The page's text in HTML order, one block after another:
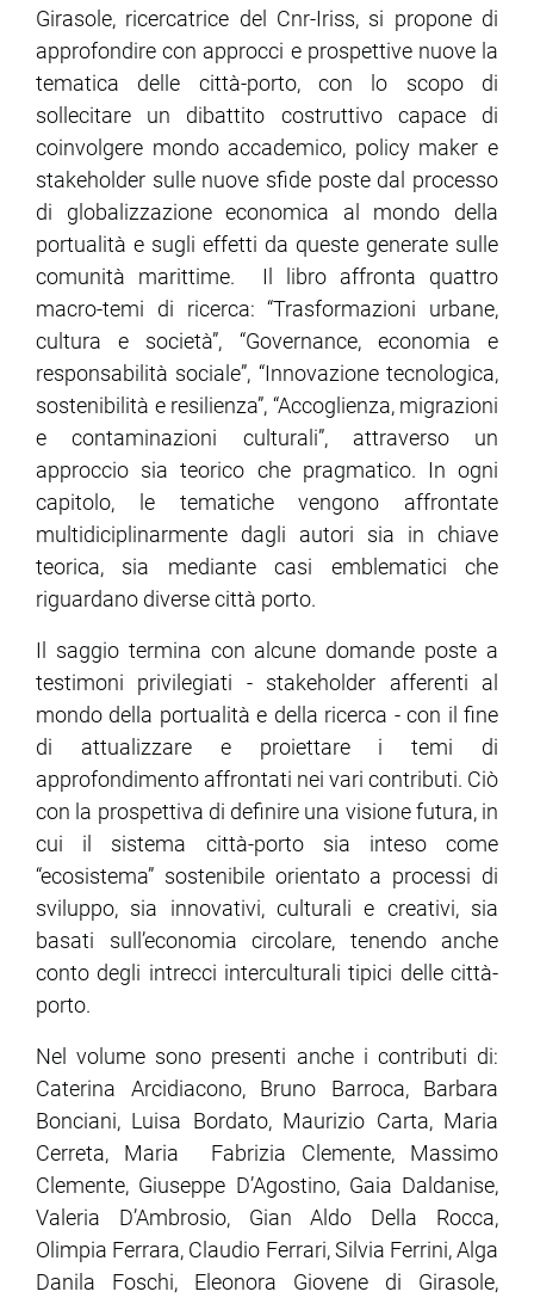
Girasole, ricercatrice del Cnr-Iriss, si propone di
approfondire con approcci e prospettive nuove la
tematica delle città-porto, con lo scopo di
sollecitare un dibattito costruttivo capace di
coinvolgere mondo accademico, policy maker e
stakeholder sulle nuove sfide poste dal processo
di globalizzazione economica al mondo della
portualità e sugli effetti da queste generate sulle
comunità marittime. Il libro affronta quattro
macro-temi di ricerca: “Trasformazioni urbane,
cultura e società”, “Governance, economia e
responsabilità sociale”, “Innovazione tecnologica,
sostenibilità e resilienza”, “Accoglienza, migrazioni
e contaminazioni culturali”, attraverso un
approccio sia teorico che pragmatico. In ogni
capitolo, le tematiche vengono affrontate
multidiciplinarmente dagli autori sia in chiave
teorica, sia mediante casi emblematici che
riguardano diverse città porto.
Il saggio termina con alcune domande poste a
testimoni privilegiati - stakeholder afferenti al
mondo della portualità e della ricerca - con il fine
di attualizzare e proiettare i temi di
approfondimento affrontati nei vari contributi. Ciò
con la prospettiva di definire una visione futura, in
cui il sistema città-porto sia inteso come
“ecosistema” sostenibile orientato a processi di
sviluppo, sia innovativi, culturali e creativi, sia
basati sull’economia circolare, tenendo anche
conto degli intrecci interculturali tipici delle città-
porto.
Nel volume sono presenti anche i contributi di:
Caterina Arcidiacono, Bruno Barroca, Barbara
Bonciani, Luisa Bordato, Maurizio Carta, Maria
Cerreta, Maria Fabrizia Clemente, Massimo
Clemente, Giuseppe D’Agostino, Gaia Daldanise,
Valeria D’Ambrosio, Gian Aldo Della Rocca,
Olimpia Ferrara, Claudio Ferrari, Silvia Ferrini, Alga
Danila Foschi, Eleonora Giovene di Girasole,